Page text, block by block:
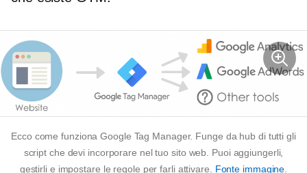
Ecco come funziona Google Tag Manager. Funge da hub di tutti gli
script che devi incorporare nel tuo sito web. Puoi aggiungerli,
gestirli e impostare le regole per farli attivare. Fonte immagine.